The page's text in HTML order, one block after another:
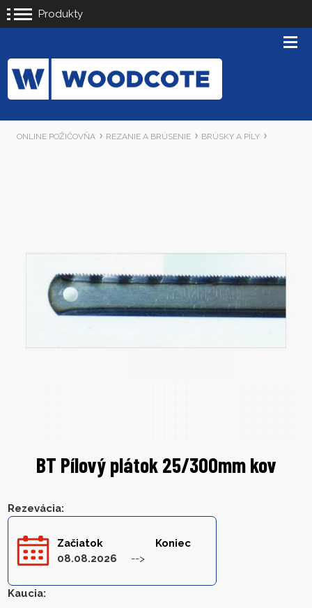
Produkty
ONLINE POŽIČOVŇA REZANIE A BRÚSENIE BRÚSKY A PÍLY
BT Pílový plátok 25/300mm kov
Rezevácia:
Začiatok
08.08.2026
Koniec
Kaucia: